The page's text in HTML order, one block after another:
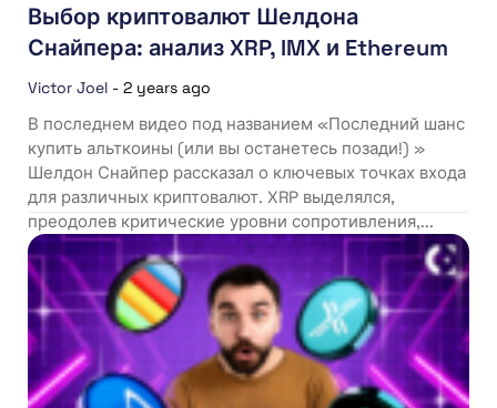
Выбор криптовалют Шелдона
Снайпера: анализ XRP, IMX и Ethereum
Victor Joel - 2 years ago
В последнем видео под названием «Последний шанс
купить альткоины (или вы останетесь позади!) »
Шелдон Снайпер рассказал о ключевых точках входа
для различных криптовалют. XRP выделялся,
преодолев критические уровни сопротивления,...